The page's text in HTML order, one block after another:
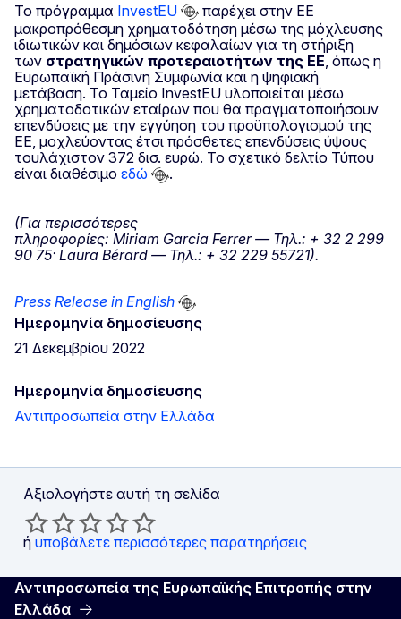
Το πρόγραμμα InvestEU
παρέχει στην ΕΕ
μακροπρόθεσμη χρηματοδότηση μέσω της μόχλευσης
ιδιωτικών και δημόσιων κεφαλαίων για τη στήριξη
των στρατηγικών προτεραιοτήτων της ΕΕ, όπως η
Ευρωπαϊκή Πράσινη Συμφωνία και η ψηφιακή
μετάβαση. Το Ταμείο InvestEU υλοποιείται μέσω
χρηματοδοτικών εταίρων που θα πραγματοποιήσουν
επενδύσεις με την εγγύηση του προϋπολογισμού της
ΕΕ, μοχλεύοντας έτσι πρόσθετες επενδύσεις ύψους
τουλάχιστον 372 δισ. ευρώ. Το σχετικό δελτίο Τύπου
είναι διαθέσιμο εδώ .
(Για περισσότερες
πληροφορίες: Miriam Garcia Ferrer— Τηλ.: + 32 2 299
90 75· Laura Bérard — Τηλ.: + 32 229 55721).
Press Release in English
Ημερομηνία δημοσίευσης
21 Δεκεμβρίου 2022
Ημερομηνία δημοσίευσης
Αντιπροσωπεία στην Ελλάδα
Αξιολογήστε αυτή τη σελίδα
ή υποβάλετε περισσότερες παρατηρήσεις
Αντιπροσωπεία της Ευρωπαϊκής Επιτροπής στην
Ελλάδα